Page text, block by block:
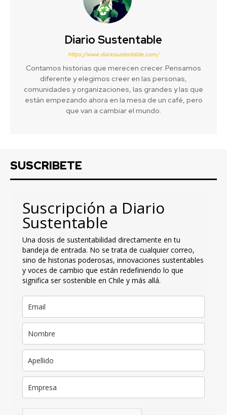
Diario Sustentable
https://www.diariosustentable.com/
Contamos historias que merecen crecer. Pensamos
diferente y elegimos creer en las personas,
comunidades y organizaciones, las grandes y las que
están empezando ahora en la mesa de un café, pero
que van a cambiar el mundo.
SUSCRIBETE
Suscripción a Diario
Sustentable
Una dosis de sustentabilidad directamente en tu
bandeja de entrada. No se trata de cualquier correo,
sino de historias poderosas, innovaciones sustentables
y voces de cambio que están redefiniendo lo que
significa ser sostenible en Chile y más allá.